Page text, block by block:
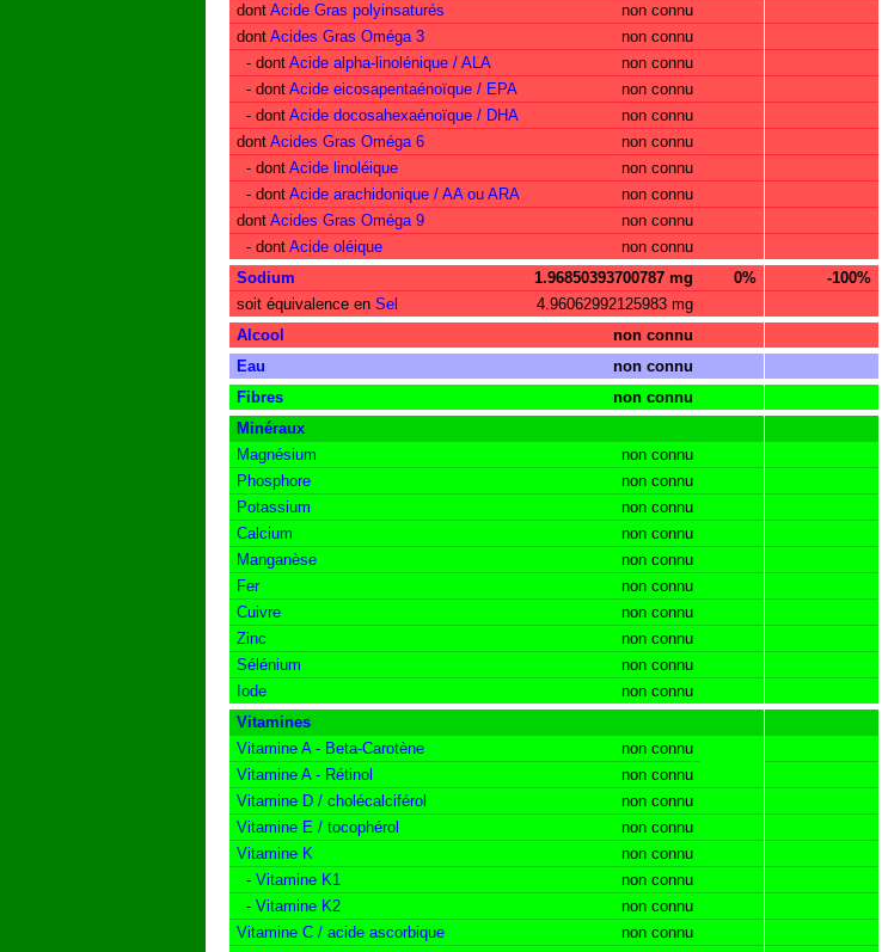
dont Acide Gras polyinsaturés
non connu
dont Acides Gras Oméga 3
non connu
- dont Acide alpha-linolénique / ALA
non connu
- dont Acide eicosapentaénoïque / EPA
non connu
- dont Acide docosahexaénoïque / DHA
non connu
dont Acides Gras Oméga 6
non connu
- dont Acide linoléique
non connu
- dont Acide arachidonique / AA ou ARA
non connu
dont Acides Gras Oméga 9
non connu
- dont Acide oléique
non connu
Sodium
1.96850393700787 mg 0%
-100%
soit équivalence en Sel
4.96062992125983 mg
Alcool
non connu
Eau
non connu
Fibres
non connu
Minéraux
Magnésium
non connu
Phosphore
non connu
Potassium
non connu
Calcium
non connu
Manganèse
non connu
Fer
non connu
Cuivre
non connu
Zinc
non connu
Sélénium
non connu
Iode
non connu
Vitamines
Vitamine A - Beta-Carotène
non connu
Vitamine A - Rétinol
non connu
Vitamine D / cholécalciférol
non connu
Vitamine E / tocophérol
non connu
Vitamine K
non connu
- Vitamine K1
non connu
- Vitamine K2
non connu
Vitamine C / acide ascorbique
non connu